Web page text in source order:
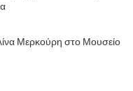
Μερκούρη στο Μουσείο